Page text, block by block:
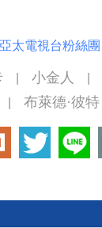
太電視台粉絲團
小金人
布萊德·彼特